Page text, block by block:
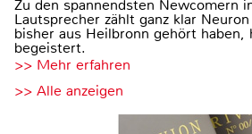
Zu den spannendsten Newcomern
Lautsprecher zählt ganz klar
bisher aus Heilbronn gehört haben,
begeistert.
>> Mehr erfahren
>> Alle anzeigen